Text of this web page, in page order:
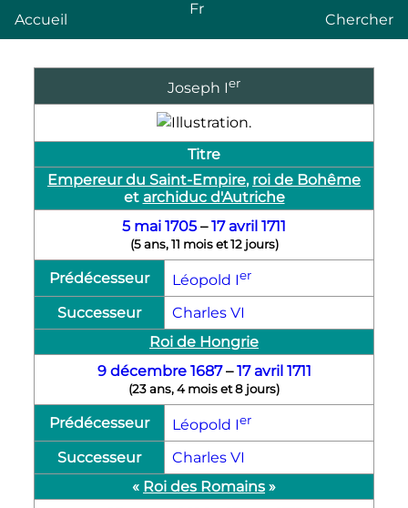
Accueil
Fr
Chercher
Joseph Ier
Titre
Empereur du Saint-Empire, roi de Bohême
et archiduc d'Autriche
5 mai 1705 –17 avril 1711
(5 ans, 11 mois et 12 jours)
Prédécesseur Léopold Ier
Successeur Charles VI
Roi de Hongrie
9 décembre 1687–17 avril 1711
(23 ans, 4 mois et 8 jours)
Prédécesseur Léopold Ier
Successeur Charles VI
« Roi des Romains »